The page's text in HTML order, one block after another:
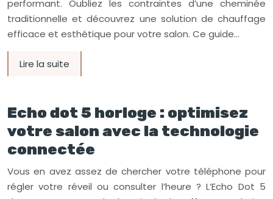
performant. Oubliez les contraintes d’une cheminée
traditionnelle et découvrez une solution de chauffage
efficace et esthétique pour votre salon. Ce guide…
Lire la suite
Echo dot 5 horloge : optimisez
votre salon avec la technologie
connectée
Vous en avez assez de chercher votre téléphone pour
régler votre réveil ou consulter l’heure ? L’Echo Dot 5